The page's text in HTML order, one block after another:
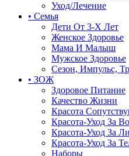
Уход/Лечение
• Семья
Дети От 3-Х Лет
Женское Здоровье
Мама И Малыш
Мужское Здоровье
Сезон, Импульс,
• ЗОЖ
Здоровое Питание
Качество Жизни
Красота
Красота-Уход За
Красота-Уход За
Красота-Уход За
Наборы